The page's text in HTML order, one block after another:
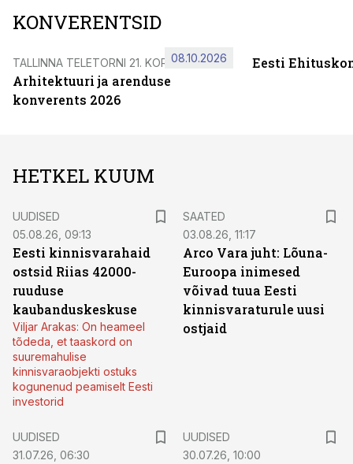
KONVERENTSID
TALLINNA TELETORNI 21. KORRUSEL
Arhitektuuri ja arenduse
konverents 2026
08.10.2026 Eesti
HETKEL KUUM
UUDISED
05.08.26, 09:13
Eesti kinnisvarahaid
ostsid Riias 42000-
ruuduse
kaubanduskeskuse
Viljar Arakas: On heameel
tõdeda, et taaskord on
suuremahulise
kinnisvaraobjekti ostuks
kogunenud peamiselt Eesti
investorid
SAATED
03.08.26, 11:17
Arco Vara juht: Lõuna-
Euroopa inimesed
võivad tuua Eesti
kinnisvaraturule uusi
ostjaid
UUDISED
31.07.26, 06:30
UUDISED
30.07.26, 10:00